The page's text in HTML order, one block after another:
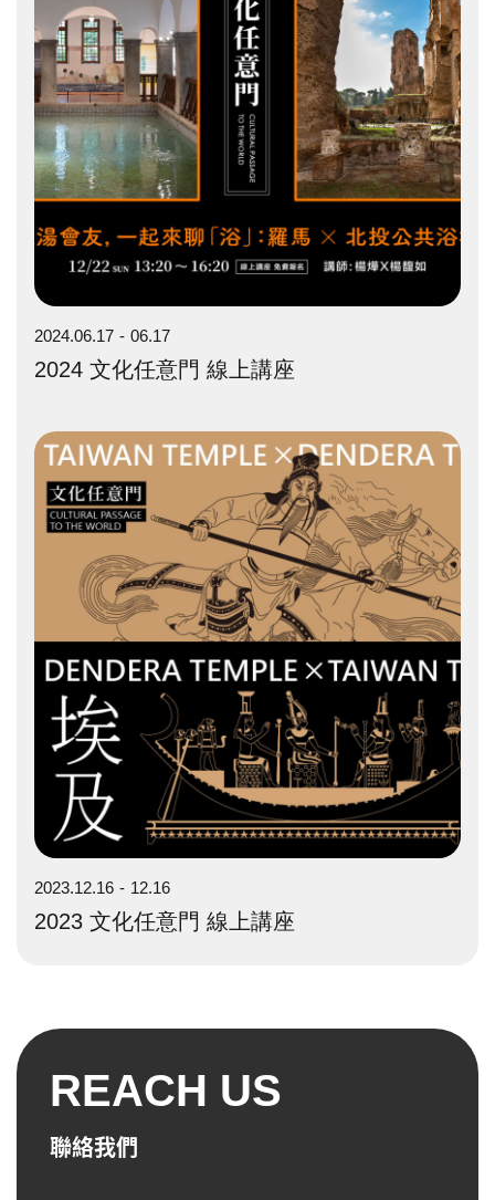
2024.06.17 06.17
2024 文化任意門 線上講座
2023.12.16 12.16
2023 文化任意門 線上講座
REACH US
聯絡我們